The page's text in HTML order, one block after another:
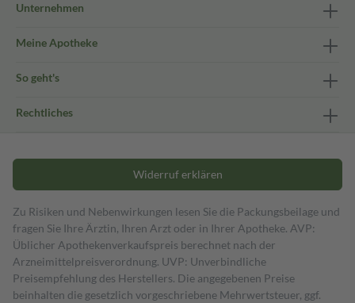
Unternehmen
Meine Apotheke
So geht's
Rechtliches
Widerruf erklären
Zu Risiken und Nebenwirkungen lesen Sie die Packungsbeilage und
fragen Sie Ihre Ärztin, Ihren Arzt oder in Ihrer Apotheke. AVP:
Üblicher Apothekenverkaufspreis berechnet nach der
Arzneimittelpreisverordnung. UVP: Unverbindliche
Preisempfehlung des Herstellers. Die angegebenen Preise
beinhalten die gesetzlich vorgeschriebene Mehrwertsteuer, ggf.